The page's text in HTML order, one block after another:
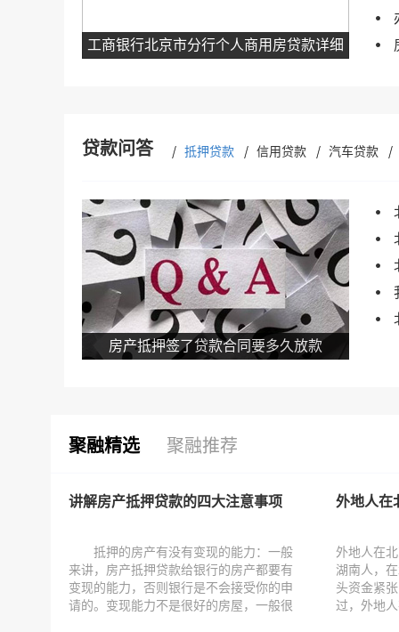
工商银行北京市分行个人商用房贷款详细
贷款问答 抵押贷款 信用贷款 汽车贷款
房产抵押签了贷款合同要多久放款
聚融精选 聚融推荐
讲解房产抵押贷款的四大注意事项
抵押的房产有没有变现的能力：一般
来讲，房产抵押贷款给银行的房产都要有
变现的能力，否则银行是不会接受你的申
请的。变现能力不是很好的房屋，一般很
外地人在
外地人在
湖南人，
头资金紧
过，外地